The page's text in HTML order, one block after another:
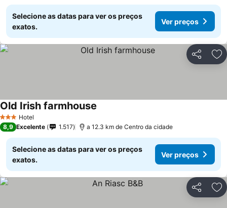
Selecione as datas para ver os preços
exatos.
Ver preços
Partilhar
3 EstrelasHotel
Old Irish farmhouse
8,9 Excelente 1.517 a 12.3 km de Centro da cidade
Selecione as datas para ver os preços
exatos.
Ver preços
Partilhar